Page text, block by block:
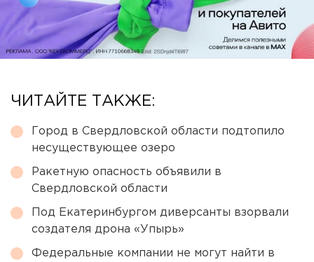
ЧИТАЙТЕ ТАКЖЕ:
Город в Свердловской области подтопило
несуществующее озеро
Ракетную опасность объявили в
Свердловской области
Под Екатеринбургом диверсанты взорвали
создателя дрона «Упырь»
Федеральные компании не могут найти в